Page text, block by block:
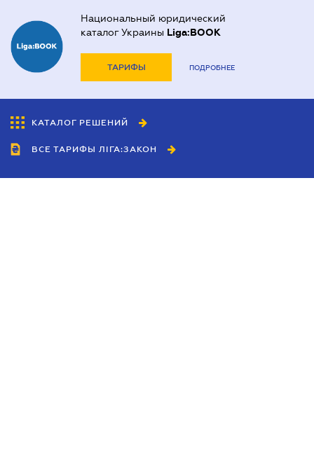
Национальный юридический
каталог Украины Liga:BOOK
ТАРИФЫ ПОДРОБНЕЕ
КАТАЛОГ РЕШЕНИЙ
ВСЕ ТАРИФЫ ЛІГА:ЗАКОН